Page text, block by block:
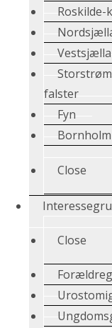
Roskilde-
falster
Fyn
Bornholm
Close
Close